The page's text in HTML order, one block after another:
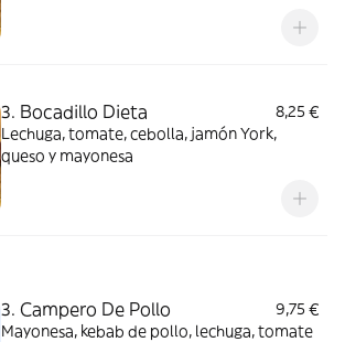
3. Bocadillo Dieta
8,25 €
Lechuga, tomate, cebolla, jamón York,
queso y mayonesa
3. Campero De Pollo
9,75 €
Mayonesa, kebab de pollo, lechuga, tomate